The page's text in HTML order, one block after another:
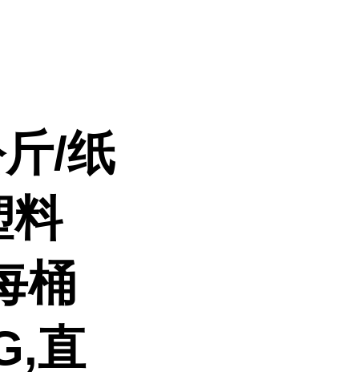
/纸
料
桶
直